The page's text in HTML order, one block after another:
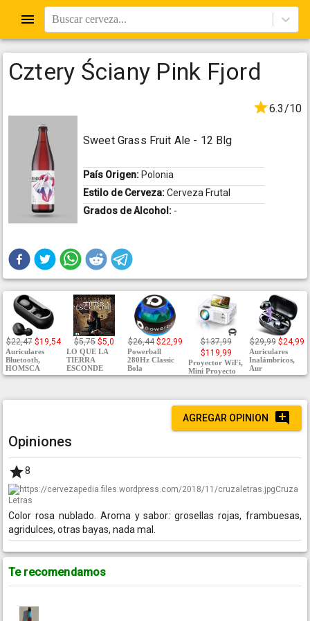
Buscar cerveza...
Cztery Ściany Pink Fjord
6.3/10
Sweet Grass Fruit Ale - 12 Blg
País Origen: Polonia
Estilo de Cerveza:Cerveza Frutal
Grados de Alcohol: -
$22,47 $19,54
Auriculares
Bluetooth,
HOMSCA
$5,75 $5,0
LO QUE LA
TIERRA
ESCONDE
$26,44 $22,99
Powerball
280Hz Classic
Bola
$137,99
$119,99
Proyector WiFi,
Mini Proyecto
$29,99 $24,99
Auriculares
Inalámbricos,
Aur
AGREGAR OPINION
Opiniones
8
Cruza
Letras
Color rosa nublado. Aroma y sabor: grosellas rojas, frambuesas,
agridulces, otras bayas, nada mal.
Te recomendamos